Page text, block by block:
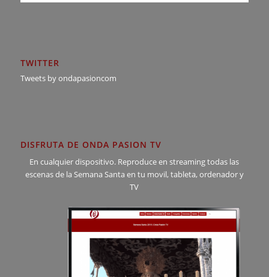
TWITTER
Tweets by ondapasioncom
DISFRUTA DE ONDA PASION TV
En cualquier dispositivo. Reproduce en streaming todas las
escenas de la Semana Santa en tu movil, tableta, ordenador y
TV